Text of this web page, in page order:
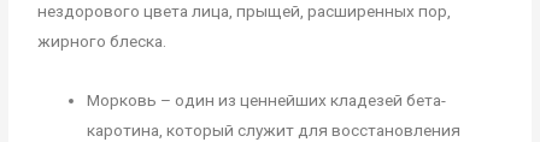
нездорового цвета лица, прыщей, расширенных пор,
жирного блеска.
Морковь – один из ценнейших кладезей бета-
каротина, который служит для восстановления